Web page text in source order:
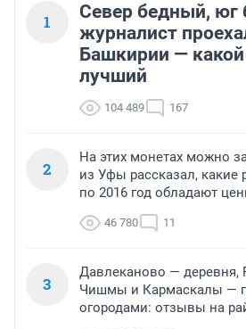
1
Север бедный, юг
журналист
Башкирии — какой
лучший
104 489 167
2
На этих монетах можно
из Уфы рассказал, какие
по 2016 год обладают
46 780 11
3
Давлеканово — деревня,
Чишмы и Кармаскалы —
огородами: отзывы на